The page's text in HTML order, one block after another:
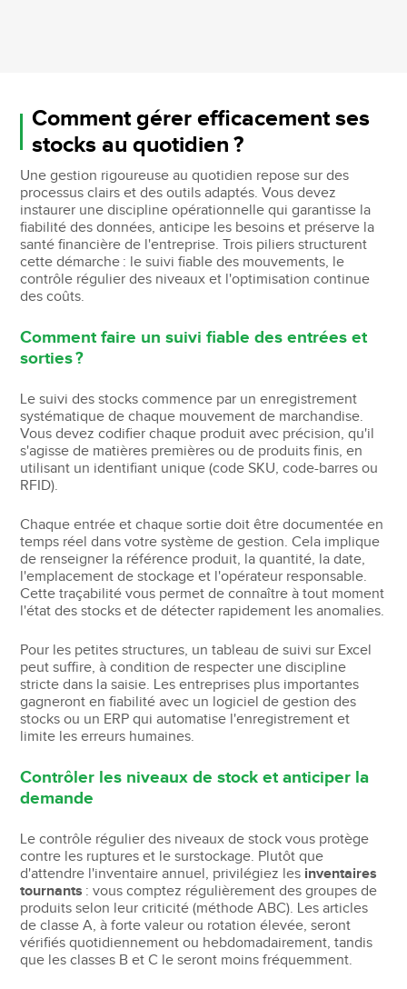
Comment gérer efficacement ses
stocks au quotidien ?
Une gestion rigoureuse au quotidien repose sur des
processus clairs et des outils adaptés. Vous devez
instaurer une discipline opérationnelle qui garantisse la
fiabilité des données, anticipe les besoins et préserve la
santé financière de l'entreprise. Trois piliers structurent
cette démarche : le suivi fiable des mouvements, le
contrôle régulier des niveaux et l'optimisation continue
des coûts.
Comment faire un suivi fiable des entrées et
sorties ?
Le suivi des stocks commence par un enregistrement
systématique de chaque mouvement de marchandise.
Vous devez codifier chaque produit avec précision, qu'il
s'agisse de matières premières ou de produits finis, en
utilisant un identifiant unique (code SKU, code-barres ou
RFID).
Chaque entrée et chaque sortie doit être documentée en
temps réel dans votre système de gestion. Cela implique
de renseigner la référence produit, la quantité, la date,
l'emplacement de stockage et l'opérateur responsable.
Cette traçabilité vous permet de connaître à tout moment
l'état des stocks et de détecter rapidement les anomalies.
Pour les petites structures, un tableau de suivi sur Excel
peut suffire, à condition de respecter une discipline
stricte dans la saisie. Les entreprises plus importantes
gagneront en fiabilité avec un logiciel de gestion des
stocks ou un ERP qui automatise l'enregistrement et
limite les erreurs humaines.
Contrôler les niveaux de stock et anticiper la
demande
Le contrôle régulier des niveaux de stock vous protège
contre les ruptures et le surstockage. Plutôt que
d'attendre l'inventaire annuel, privilégiez les inventaires
tournants : vous comptez régulièrement des groupes de
produits selon leur criticité (méthode ABC). Les articles
de classe A, à forte valeur ou rotation élevée, seront
vérifiés quotidiennement ou hebdomadairement, tandis
que les classes B et C le seront moins fréquemment.